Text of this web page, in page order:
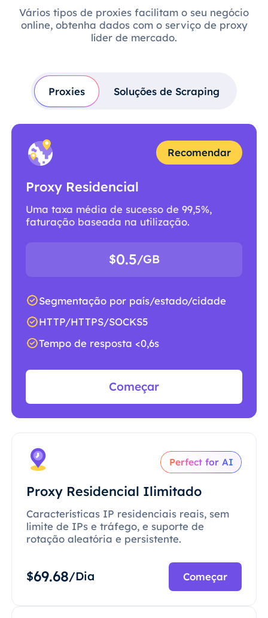
Vários tipos de proxies facilitam o seu negócio
online, obtenha dados com o serviço de proxy
líder de mercado.
Proxies Soluções de Scraping
Recomendar
Proxy Residencial
Uma taxa média de sucesso de 99,5%,
faturação baseada na utilização.
$0.5/GB
Segmentação por país/estado/cidade
HTTP/HTTPS/SOCKS5
Tempo de resposta <0,6s
Começar
Perfect for AI
Proxy Residencial Ilimitado
Características IP residenciais reais, sem
limite de IPs e tráfego, e suporte de
rotação aleatória e persistente.
$69.68/Dia Começar